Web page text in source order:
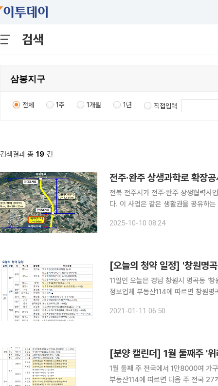
검색
전체 1주 1개월 1년 직접입력
검색결과 총 19 건
전주·완주 상생과학로 확장
전북 전주시가 전주·완주 상생협력사
다. 이 사업은 같은 생활권을 공유하는 완주군민과 전주시민의 교통여건을 개선하고 북부권 교통망
간선도로로 출퇴근 시간대는 물론 공
2025-10-10 08:24
[오늘의 청약 일정] '창원명
11일인 오늘은 경남 창원시 명곡동 '창
정보업체 부동산114에 따르면 창원
'더 리미티드'와 제주 서귀포시 안덕면
2021-01-11 06:50
[분양 캘린더] 1월 둘째주 '
1월 둘째 주 전국에서 1만8000여 가구가 분양시장에 나온
부동산114에 따르면 다음 주 전국